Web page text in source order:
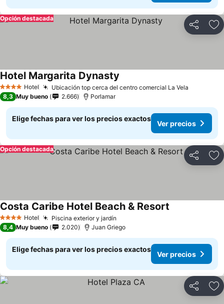
Compartir
Opción destacada
4 EstrellasHotel Ubicación top cerca del centro comercial La Vela
Hotel Margarita Dynasty
8,3 Muy bueno 2.666 Porlamar
Elige fechas para ver los precios exactos
Ver precios
Compartir
Opción destacada
4 EstrellasHotel Piscina exterior y jardín
Costa Caribe Hotel Beach & Resort
8,4 Muy bueno 2.020 Juan Griego
Elige fechas para ver los precios exactos
Ver precios
Compartir